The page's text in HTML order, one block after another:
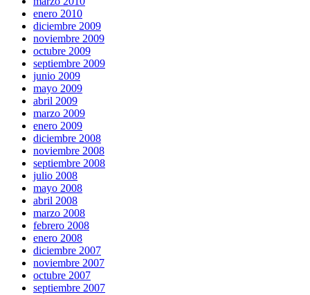
enero 2010
diciembre 2009
noviembre 2009
octubre 2009
septiembre 2009
junio 2009
mayo 2009
abril 2009
marzo 2009
enero 2009
diciembre 2008
noviembre 2008
septiembre 2008
julio 2008
mayo 2008
abril 2008
marzo 2008
febrero 2008
enero 2008
diciembre 2007
noviembre 2007
octubre 2007
septiembre 2007